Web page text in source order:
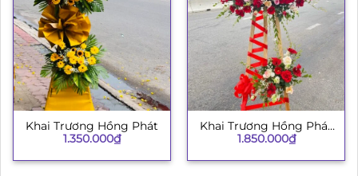
Khai Trương Hồng Phát
1.350.000₫
Khai Trương Hồng Phát
134
1.850.000₫